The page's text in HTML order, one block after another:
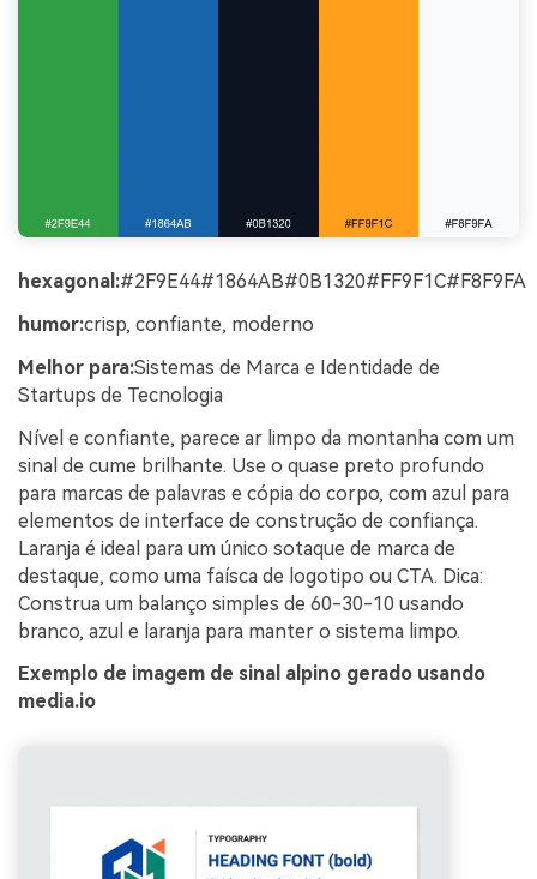
hexagonal:#2F9E44#1864AB#0B1320#FF9F1C#F8F9FA
humor:crisp, confiante, moderno
Melhor para:Sistemas de Marca e Identidade de
Startups de Tecnologia
Nível e confiante, parece ar limpo da montanha com um
sinal de cume brilhante. Use o quase preto profundo
para marcas de palavras e cópia do corpo, com azul para
elementos de interface de construção de confiança.
Laranja é ideal para um único sotaque de marca de
destaque, como uma faísca de logotipo ou CTA. Dica:
Construa um balanço simples de 60-30-10 usando
branco, azul e laranja para manter o sistema limpo.
Exemplo de imagem de sinal alpino gerado usando
media.io